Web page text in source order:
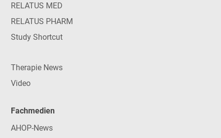
RELATUS MED
RELATUS PHARM
Study Shortcut
Therapie News
Video
Fachmedien
AHOP-News